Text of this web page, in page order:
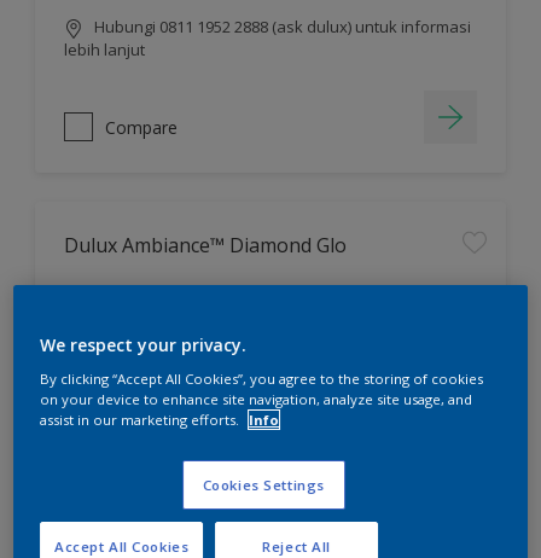
Hubungi 0811 1952 2888 (ask dulux) untuk informasi
lebih lanjut
Compare
Dulux Ambiance™ Diamond Glo
HIGH COVERAGE
Hubungi 0811 1952 2888 (ask dulux) untuk informasi
Compare
We respect your privacy.
By clicking “Accept All Cookies”, you agree to the storing of cookies
on your device to enhance site navigation, analyze site usage, and
assist in our marketing efforts.
Info
Cookies Settings
Reject All
Accept All Cookies